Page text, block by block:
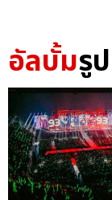
อัลบั้มรูป